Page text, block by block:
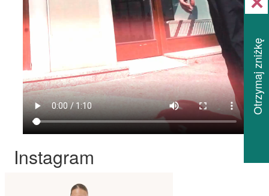
Instagram
Otrzymaj zniżkę